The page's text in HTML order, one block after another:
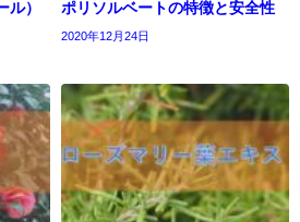
ル）
ポリソルベートの特徴と安全性
2020年12月24日